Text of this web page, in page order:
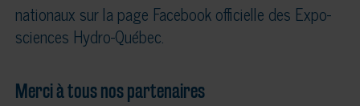
nationaux sur la page Facebook officielle des Expo-
sciences Hydro-Québec.
Merci à tous nos partenaires